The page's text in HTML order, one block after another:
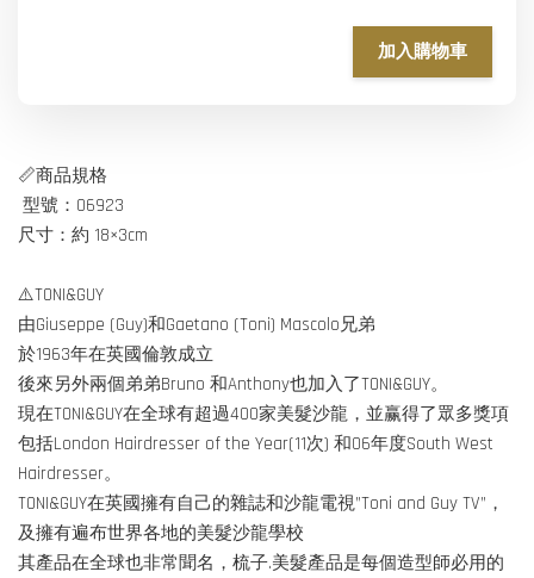
加入購物車
📏商品規格
型號：06923
尺寸：約 18×3cm
⚠️TONI&GUY
由Giuseppe (Guy)和Gaetano (Toni) Mascolo兄弟
於1963年在英國倫敦成立
後來另外兩個弟弟Bruno 和Anthony也加入了TONI&GUY。
現在TONI&GUY在全球有超過400家美髮沙龍，並赢得了眾多獎項
包括London Hairdresser of the Year(11次) 和06年度South West
Hairdresser。
TONI&GUY在英國擁有自己的雜誌和沙龍電視”Toni and Guy TV”，
及擁有遍布世界各地的美髮沙龍學校
其產品在全球也非常聞名，梳子.美髮產品是每個造型師必用的